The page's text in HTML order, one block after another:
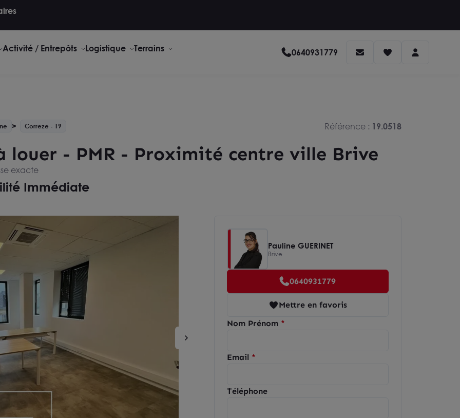
Activité / Entrepôts Logistique Terrains 0640931779
Correze - 19 Référence : 19.0518
louer - PMR - Proximité centre ville Brive
exacte
Immédiate
Pauline GUERINET
Brive
0640931779
Mettre en favoris
Nom Prénom
Email
Téléphone